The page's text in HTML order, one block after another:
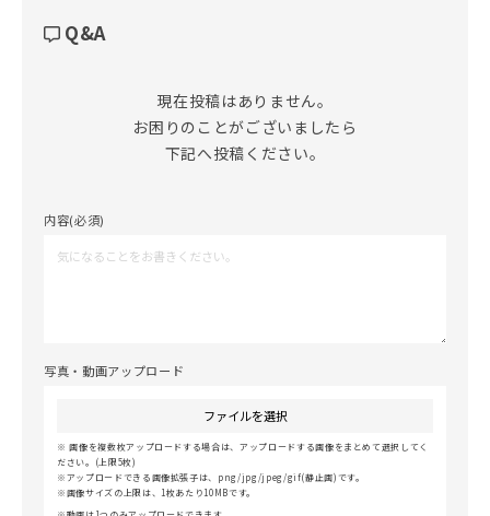
Q&A
現在投稿はありません。
お困りのことがございましたら
下記へ投稿ください。
内容(必須)
写真・動画アップロード
ファイルを選択
画像を複数枚アップロードする場合は、アップロードする画像をまとめて選択してく
ださい。(上限5枚)
アップロードできる画像拡張子は、png/jpg/jpeg/gif(静止画)です。
画像サイズの上限は、1枚あたり10MBです。